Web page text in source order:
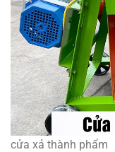
cửa xả thành phẩm